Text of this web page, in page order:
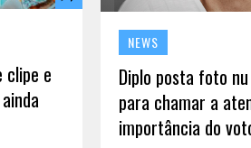
clipe e
NEWS
Diplo posta foto
para chamar a
importância do